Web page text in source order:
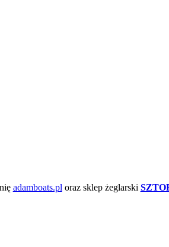
adamboats.pl oraz sklep żeglarski